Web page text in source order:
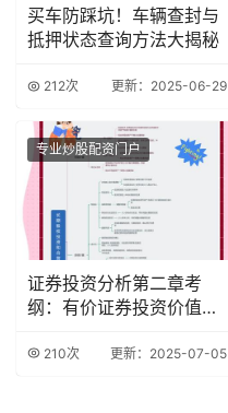
买车防踩坑！车辆查封与
抵押状态查询方法大揭秘
212次 更新：2025-06-29
专业炒股配资门户
证券投资分析第二章考
纲：有价证券投资价值分
210次 更新：2025-07-05